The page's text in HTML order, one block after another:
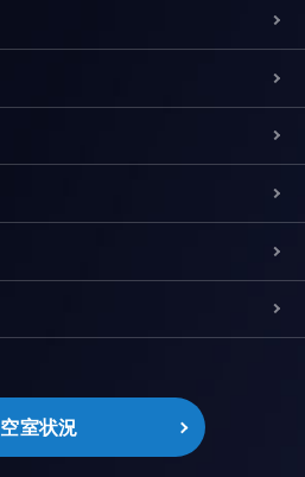
空室状況